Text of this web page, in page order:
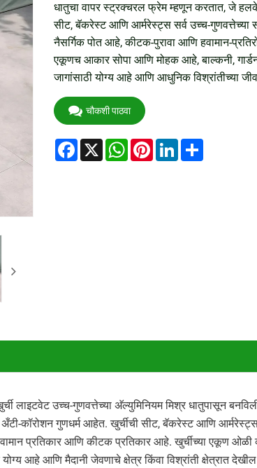
धातुचा वापर स्ट्रक्चरल फ्रेम म्हणून करतात, जे
सीट, बॅकरेस्ट आणि आर्मरेस्ट्स सर्व उच्च-गुणवत्तेच्या
नैसर्गिक पोत आहे, कीटक-पुरावा आणि हवामान-
एकूणच आकार सोपा आणि मोहक आहे, बाल्कनी,
जागांसाठी योग्य आहे आणि आधुनिक विश्रांतीच्या
चौकशी पाठवा
Facebook
X WhatsApp
PinterestLinkedInShare
उच्च-गुणवत्तेच्या अ‍ॅल्युमिनियम मिश्र धातुपासून
कॉरोशन गुणधर्म आहेत. खुर्चीची सीट, बॅकरेस्ट आणि
प्रतिकार आणि कीटक प्रतिकार आहे. खुर्चीच्या एकूण
आहे आणि मैदानी जेवणाचे क्षेत्र किंवा विश्रांती क्षेत्रात